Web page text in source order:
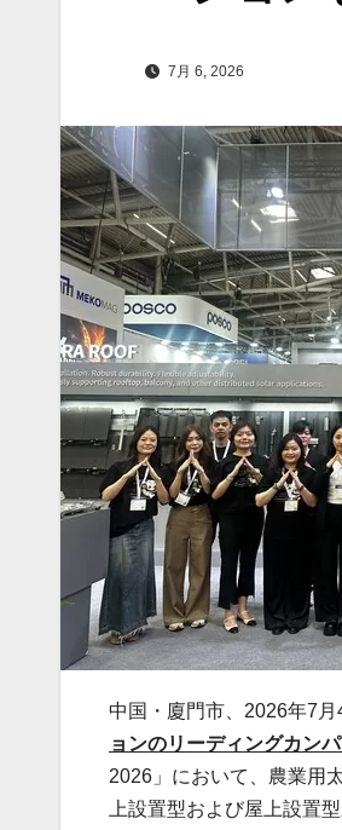
7月 6, 2026
中国・廈門市、2026年7
ョンのリーディングカン
2026」において、農業用
上設置型および屋上設置